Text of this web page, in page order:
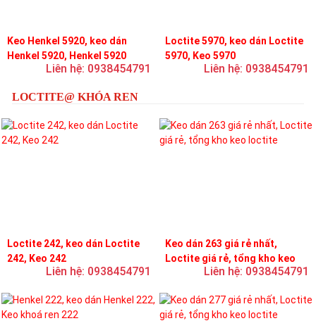
Keo Henkel 5920, keo dán
Henkel 5920, Henkel 5920
Liên hệ: 0938454791
Loctite 5970, keo dán Loctite
5970, Keo 5970
Liên hệ: 0938454791
LOCTITE@ KHÓA REN
Loctite 242, keo dán Loctite
242, Keo 242
Liên hệ: 0938454791
Keo dán 263 giá rẻ nhất,
Loctite giá rẻ, tổng kho keo
Liên hệ: 0938454791